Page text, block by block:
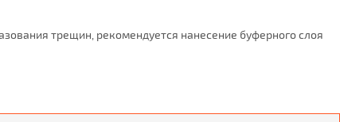
трещин, рекомендуется нанесение буферного слоя